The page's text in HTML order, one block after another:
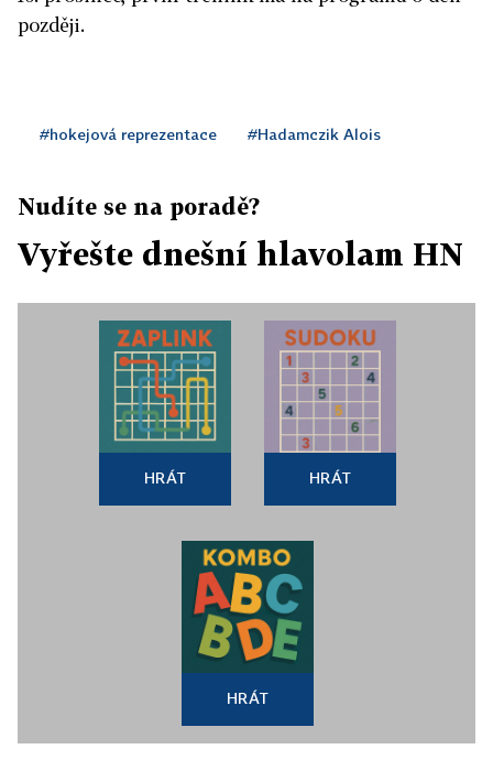
později.
#hokejová reprezentace #Hadamczik Alois
Nudíte se na poradě?
Vyřešte dnešní hlavolam HN
HRÁT HRÁT
HRÁT